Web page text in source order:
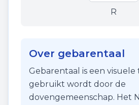
R
Over gebarentaal
Gebarentaal is een visuele
gebruikt wordt door de
dovengemeenschap. Het